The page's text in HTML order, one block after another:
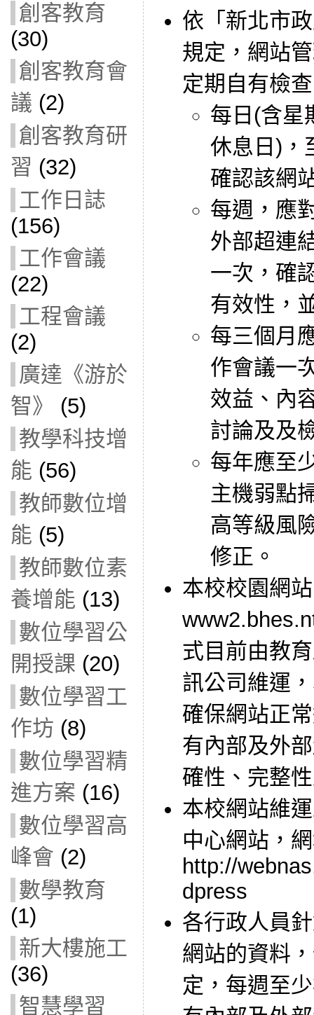
創客教育
(30)
創客教育會
議 (2)
創客教育研
習 (32)
工作日誌
(156)
工作會議
(22)
工程會議
(2)
廣達《游於
智》
(5)
教學科技增
能 (56)
教師數位增
能 (5)
教師數位素
養增能 (13)
數位學習公
開授課 (20)
數位學習工
作坊 (8)
數位學習精
進方案 (16)
數位學習高
峰會 (2)
數學教育
(1)
新大樓施工
(36)
智慧學習
依「新北市
規定，網站
定期自有檢
每日(含星
休息日)，
確認該網
每週，應
外部超連
一次，確
有效性，
每三個月
作會議一
效益、內
討論及及
每年應至
主機弱點
高等級風
修正。
本校校園網站
式目前由教
訊公司維運
確保網站正
有內部及外
確性、完整
本校網站維
中心網站，
http://
dpress
各行政人員
網站的資料
定，每週至